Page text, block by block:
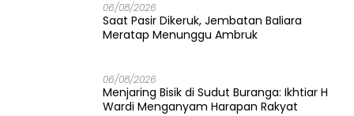
06/08/2026
Saat Pasir Dikeruk, Jembatan Baliara
Meratap Menunggu Ambruk
06/08/2026
Menjaring Bisik di Sudut Buranga: Ikhtiar H
Wardi Menganyam Harapan Rakyat